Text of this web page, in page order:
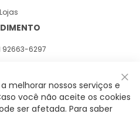
Lojas
92663-6297
que promove fluidez para viver
melhorar nossos serviços e
você não aceite os cookies
ser afetada. Para saber